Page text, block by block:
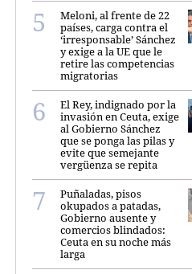
Meloni, al frente de 22
países, carga contra el
‘irresponsable’ Sánchez
y exige a la UE que le
retire las competencias
migratorias
El Rey, indignado por la
invasión en Ceuta, exige
al Gobierno Sánchez
que se ponga las pilas y
evite que semejante
vergüenza se repita
Puñaladas, pisos
okupados a patadas,
Gobierno ausente y
comercios blindados:
Ceuta en su noche más
larga